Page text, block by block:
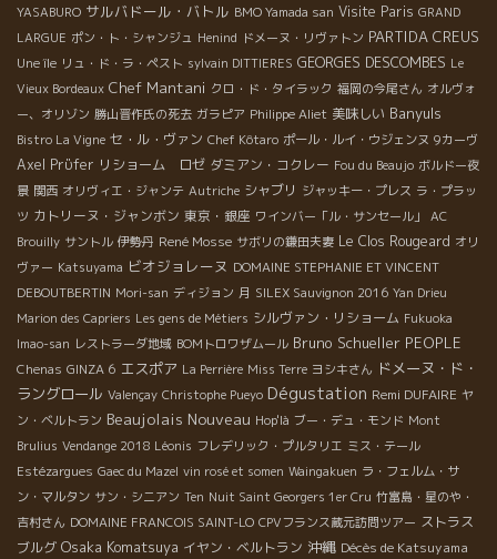
YASABURO サルバドール・バトル BMO Yamada san Visite Paris GRAND
LARGUE ポン・ト・シャンジュ Henind ドメーヌ・リヴァトン PARTIDA CREUS
Une île リュ・ド・ラ・ペスト sylvain DITTIERES GEORGES DESCOMBES Le
Vieux Bordeaux Chef Mantani クロ・ド・タイラック 福岡の今尾さん オルヴォ
ー、オリゾン 勝山晋作氏の死去 ガラピア Philippe Aliet 美味しい Banyuls
Bistro La Vigne セ・ル・ヴァン Chef Kôtaro ポール・ルイ・ウジェンヌ 9カーヴ
Axel Prϋfer リショーム ロゼ ダミアン・コクレー Fou du Beaujo ボルドー夜
景 関西 オリヴィエ・ジャンテ Autriche シャブリ ジャッキー・プレス ラ・プラッ
ツ カトリーヌ・ジャンボン 東京・銀座 ワインバー「ル・サンセール」
AC
Brouilly サントル 伊勢丹 René Mosse サボリの鎌田夫妻 Le Clos Rougeard オリ
ヴァー Katsuyama ビオジョレーヌ DOMAINE STEPHANIE ET VINCENT
DEBOUTBERTIN Mori-san ディジョン 月 SILEX Sauvignon 2016 Yan Drieu
Marion des Capriers Les gens de Métiers シルヴァン・リショーム Fukuoka
Imao-san レストラーダ地域 BOMトロワザムール Bruno Schueller PEOPLE
Chenas GINZA 6 エスポア La Perrière Miss Terre ヨシキさん ドメーヌ・ド・
ラングロール Valençay Christophe Pueyo Dégustation Remi DUFAIRE ヤ
ン・ベルトラン Beaujolais Nouveau Hop'là ブー・デュ・モンド Mont
Brulius Vendange 2018 Léonis フレデリック・プルタリエ ミス・テール
Estézargues Gaec du Mazel vin rosé et somen Waingakuen ラ・フェルム・サ
ン・マルタン サン・シニアン Ten Nuit Saint Georgers 1er Cru 竹富島・星のや・
吉村さん DOMAINE FRANCOIS SAINT-LO CPVフランス蔵元訪問ツアー ストラス
ブルグ Osaka Komatsuya イヤン・ベルトラン 沖縄 Décès de Katsuyama